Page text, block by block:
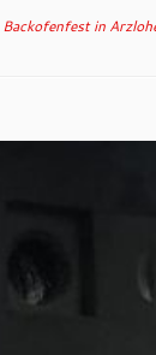
Backofenfest in